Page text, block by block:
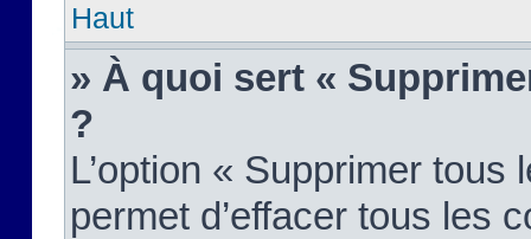
Haut
» À quoi sert «
?
L’option « Supprimer
permet d’effacer tous les